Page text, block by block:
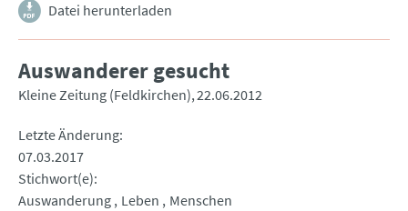
Datei herunterladen
Auswanderer gesucht
Kleine Zeitung (Feldkirchen) 22.06.2012
Letzte Änderung
07.03.2017
Stichwort(e)
Auswanderung Leben
Menschen